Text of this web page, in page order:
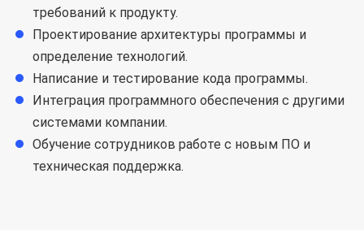
требований к продукту.
Проектирование архитектуры программы и
определение технологий.
Написание и тестирование кода программы.
Интеграция программного обеспечения с другими
системами компании.
Обучение сотрудников работе с новым ПО и
техническая поддержка.